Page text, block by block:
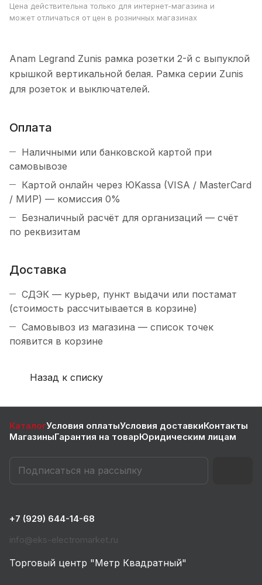
Цена действительна только для интернет-магазина и
может отличаться от цен в розничных магазинах
Anam Legrand Zunis рамка розетки 2-й с выпуклой
крышкой вертикальной белая. Рамка серии Zunis
для розеток и выключателей.
Оплата
Наличными или банковской картой при
самовывозе
Картой онлайн через ЮKassa (VISA / MasterCard
/ МИР) — комиссия 0%
Безналичный расчёт для организаций — счёт
по реквизитам
Доставка
СДЭК — курьер, пункт выдачи или постамат
(стоимость рассчитывается в корзине)
Самовывоз из магазина — список точек
появится в корзине
Назад к списку
КаталогУсловия оплатыУсловия доставкиКонтакты
МагазиныГарантия на товарЮридическим лицам
+7 (929) 644-14-68
info@eks-electromarket.ru
Торговый центр "Метр Квадратный"